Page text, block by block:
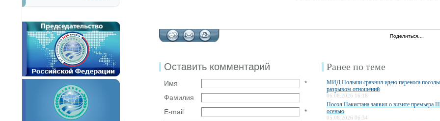
Поделиться…
Оставить комментарий
Имя
*
Фамилия
E-mail
*
Ранее по теме
МИД Польши сравнил идею переноса
разрывом отношений
06.08.2026 16:18
Посол Пакистана заявил о визите премьера
осенью
05.08.2026 06:34